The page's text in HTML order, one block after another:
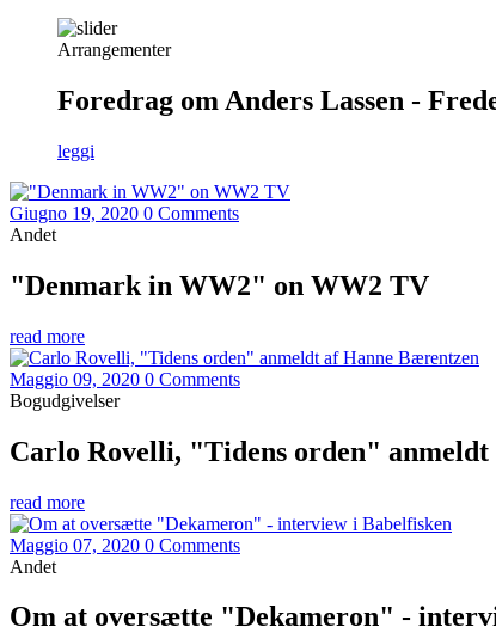
Arrangementer
Foredrag om Anders Lassen -
leggi
Giugno 19, 2020 0 Comments
Andet
"Denmark in WW2" on WW2 TV
read more
Maggio 09, 2020 0 Comments
Bogudgivelser
Carlo Rovelli, "Tidens orden"
read more
Maggio 07, 2020 0 Comments
Andet
Om at oversætte "Dekameron" -